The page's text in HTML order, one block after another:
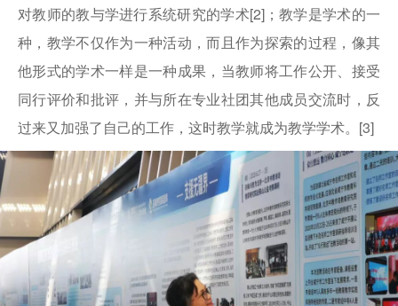
对教师的教与学进行系统研究的学术[2]；教学是学术的一
种，教学不仅作为一种活动，而且作为探索的过程，像其
他形式的学术一样是一种成果，当教师将工作公开、接受
同行评价和批评，并与所在专业社团其他成员交流时，反
过来又加强了自己的工作，这时教学就成为教学学术。[3]